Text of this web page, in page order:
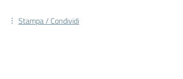
Stampa / Condividi